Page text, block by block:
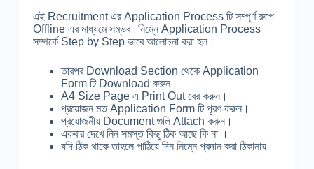
এই Recruitment এর Application Process টি সম্পূর্ণ রুপে
Offline এর মাধ্যমে সম্ভব।নিম্নে Application Process
সম্পর্কে Step by Step ভাবে আলোচনা করা হল।
তারপর Download Section থেকে Application
Form টি Download করুন।
A4 Size Page এ Print Out বের করুন।
প্রয়োজন মত Application Form টি পূরণ করুন।
প্রয়োজনীয় Document গুলি Attach করুন।
একবার দেখে নিন সমস্ত কিছু ঠিক আছে কি না ।
যদি ঠিক থাকে তাহলে পাঠিয়ে দিন নিম্নে প্রদান করা ঠিকানায়।